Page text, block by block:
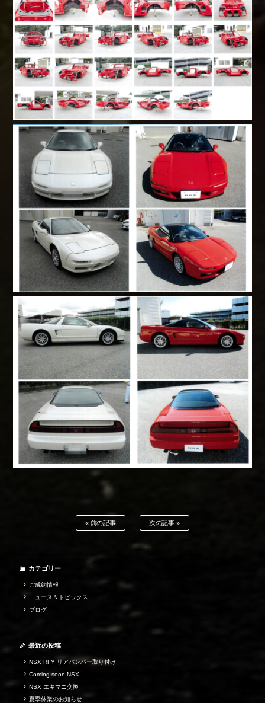
前の記事 次の記事
カテゴリー
ご成約情報
ニュース＆トピックス
ブログ
最近の投稿
NSX RFY リアバンパー取り付け
Coming soon NSX
NSX エキマニ交換
夏季休業のお知らせ